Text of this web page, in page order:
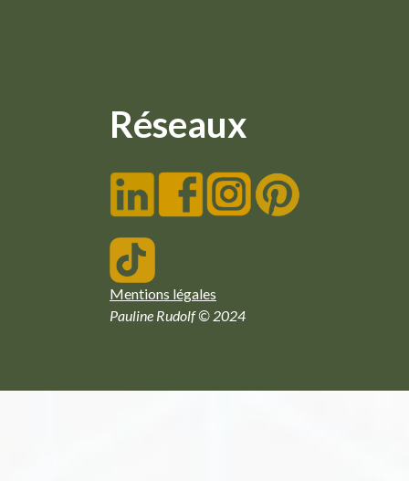
Réseaux
Mentions légales
Pauline Rudolf © 2024